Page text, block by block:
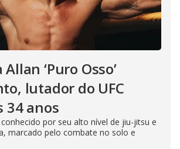
‘Puro Osso’
lutador do UFC
34 anos
por seu alto nível de jiu-jitsu e
marcado pelo combate no solo e